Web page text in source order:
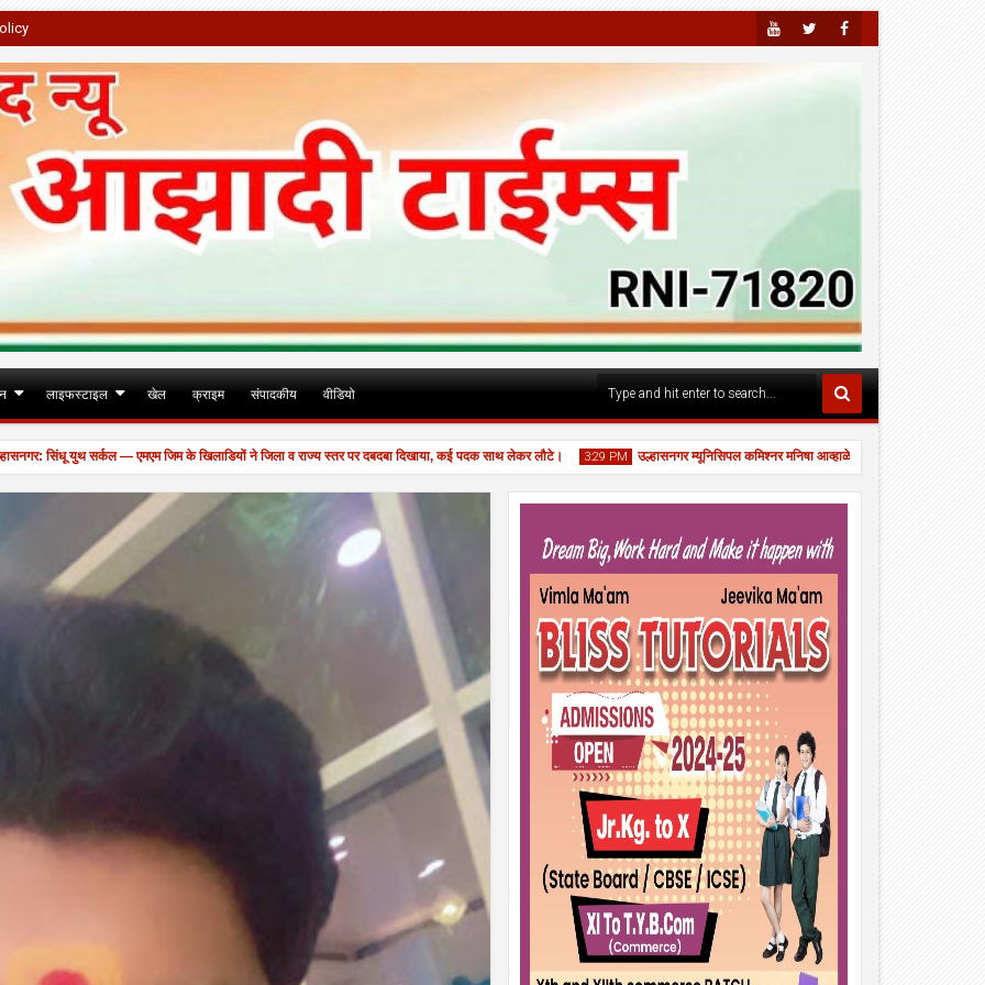
Youtu
लाइफस्टाइल खेल क्राइम संपादकीय वीडियो
सिंधू युथ सर्कल — एमएम जिम के खिलाडियों ने जिला व राज्य स्तर पर दबदबा दिखाया, कई पदक साथ लेकर लौटे। 3:29 PM
01 Aug
2026
उल्हासनगर म्यूनिसिपल कमिश्नर मनिषा आव्हाळे ने स्कूल नं. 24 का "घे भरारी"